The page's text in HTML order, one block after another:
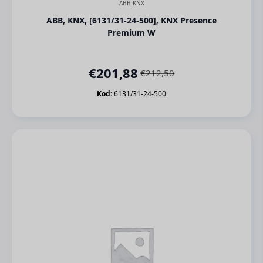
ABB KNX
ABB, KNX, [6131/31-24-500], KNX Presence
Premium W
€212,50
Orijinal
fiyat:
€201,88Şu
andaki
Kod:6131/31-24-500